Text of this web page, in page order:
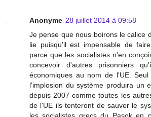
Anonyme 28 juillet 2014 à 09:58
Je pense que nous boirons le calice
lie puisqu'il est impensable de
parce que les socialistes n'en
concevoir d'autres prisonniers
économiques au nom de l'UE.
l'implosion du système produira un
depuis 2007 comme toutes les
de l'UE ils tenteront de sauver le
les socialistes grecs du Pasok en